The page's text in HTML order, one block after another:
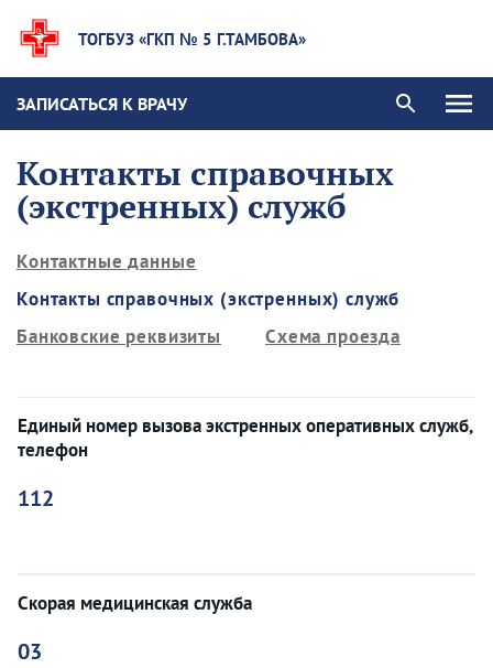
ТОГБУЗ «ГКП № 5 Г.ТАМБОВА»
ЗАПИСАТЬСЯ К ВРАЧУ
Контакты справочных
(экстренных) служб
Контактные данные
Контакты справочных (экстренных) служб
Банковские реквизиты
Схема проезда
Единый номер вызова экстренных оперативных служб,
телефон
112
Скорая медицинская служба
03